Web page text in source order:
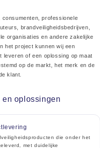
consumenten, professionele
brandveiligheidsbedrijven,
organisaties en andere zakelijke
het project kunnen wij een
leveren of een oplossing op maat
op de markt, het merk en de
klant.
en oplossingen
die onder het
met duidelijke